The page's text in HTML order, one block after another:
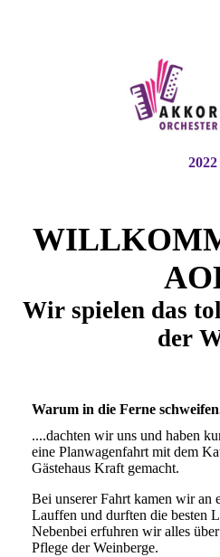
2022
Wir spielen das
der
Warum in die Ferne
....dachten wir uns und haben
eine Planwagenfahrt mit dem
Gästehaus Kraft gemacht.
Bei unserer Fahrt kamen wir an
Lauffen und durften die besten
Nebenbei erfuhren wir alles
Pflege der Weinberge.